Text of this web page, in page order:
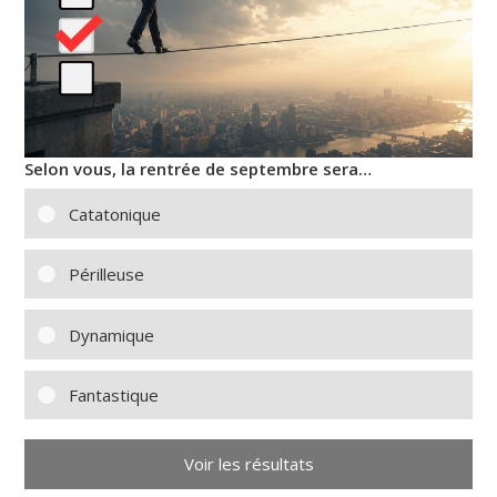
Selon vous, la rentrée de septembre sera…
Catatonique
Périlleuse
Dynamique
Fantastique
Voir les résultats